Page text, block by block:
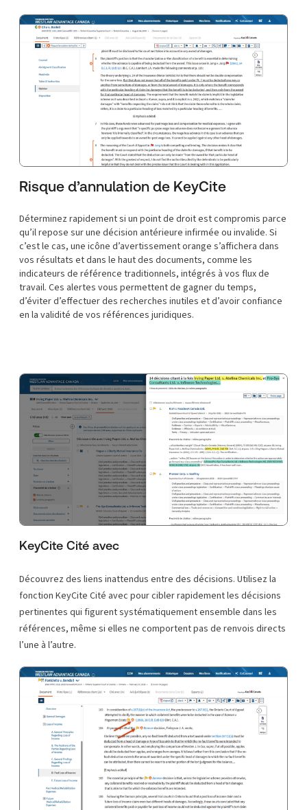
Risque d’annulation de KeyCite
Déterminez rapidement si un point de droit est compromis parce
qu’il repose sur une décision antérieure infirmée ou invalide. Si
c’est le cas, une icône d’avertissement orange s’affichera dans
vos résultats et dans le haut des documents, comme les
indicateurs de référence traditionnels, intégrés à vos flux de
travail. Ces alertes vous permettent de gagner du temps,
d’éviter d’effectuer des recherches inutiles et d’avoir confiance
en la validité de vos références juridiques.
KeyCite Cité avec
Découvrez des liens inattendus entre des décisions. Utilisez la
fonction KeyCite Cité avec pour cibler rapidement les décisions
pertinentes qui figurent systématiquement ensemble dans les
références, même si elles ne comportent pas de renvois directs
l’une à l’autre.